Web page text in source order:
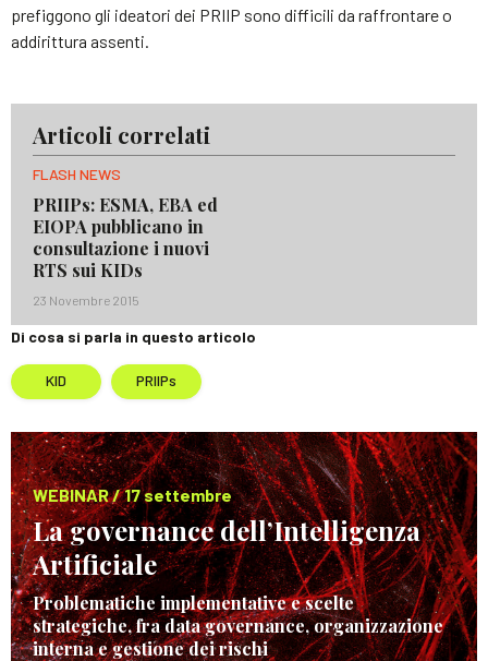
prefiggono gli ideatori dei PRIIP sono difficili da raffrontare o
addirittura assenti.
Articoli correlati
FLASH NEWS
PRIIPs: ESMA, EBA ed
EIOPA pubblicano in
consultazione i nuovi
RTS sui KIDs
23 Novembre 2015
Di cosa si parla in questo articolo
KID PRIIPs
WEBINAR / 17 settembre
La governance dell’Intelligenza
Artificiale
Problematiche implementative e scelte
strategiche, fra data governance, organizzazione
interna e gestione dei rischi